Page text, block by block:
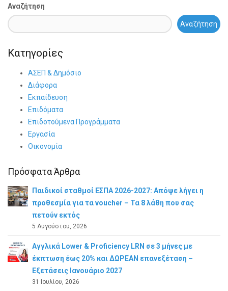
Αναζήτηση
Αναζήτηση
Κατηγορίες
ΑΣΕΠ & Δημόσιο
Διάφορα
Εκπαίδευση
Επιδόματα
Επιδοτούμενα Προγράμματα
Εργασία
Οικονομία
Πρόσφατα Άρθρα
Παιδικοί σταθμοί ΕΣΠΑ 2026-2027: Απόψε λήγει η
προθεσμία για τα voucher – Τα 8 λάθη που σας
πετούν εκτός
5 Αυγούστου, 2026
Αγγλικά Lower & Proficiency LRN σε 3 μήνες με
έκπτωση έως 20% και ΔΩΡΕΑΝ επανεξέταση –
Εξετάσεις Ιανουάριο 2027
31 Ιουλίου, 2026